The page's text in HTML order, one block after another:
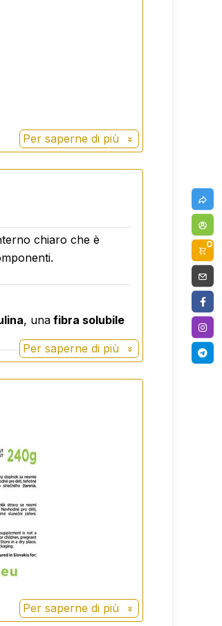
Per saperne di più
chiaro che è
, una fibra solubile
Per saperne di più
Per saperne di più
0